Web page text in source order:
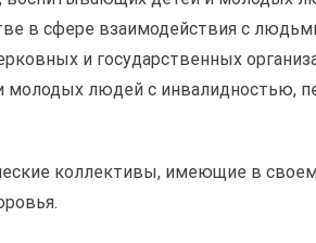
в сфере взаимодействия с
и государственных
людей с инвалидностью,
коллективы, имеющие в